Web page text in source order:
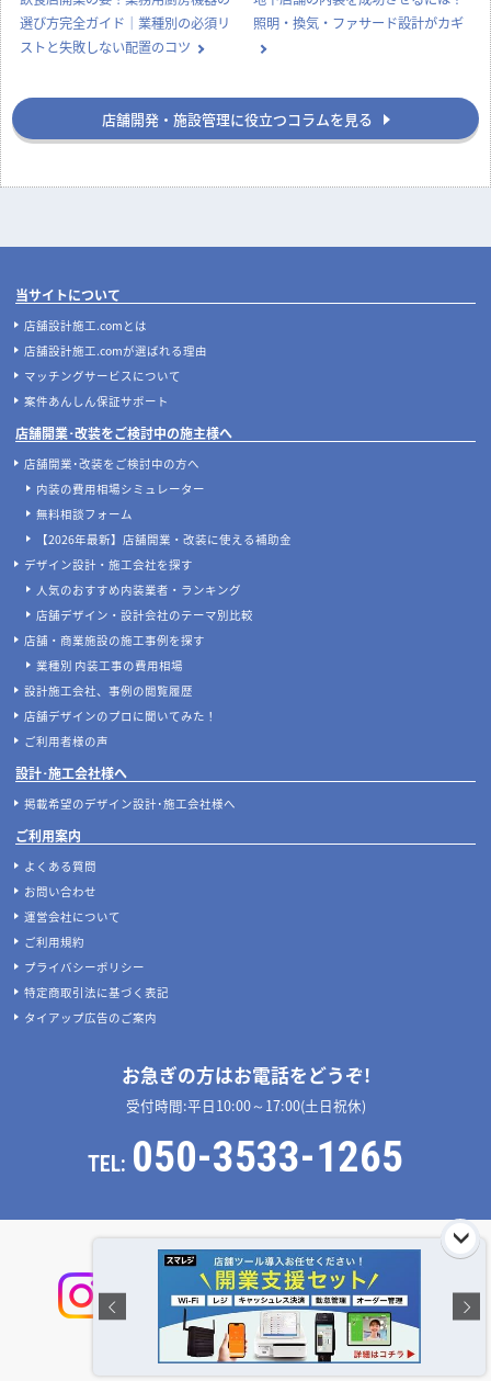
選び方完全ガイド｜業種別の必須リ
ストと失敗しない配置のコツ
照明・換気・ファサード設計がカギ
店舗開発・施設管理に役立つコラムを見る
当サイトについて
店舗設計施工.comとは
店舗設計施工.comが選ばれる理由
マッチングサービスについて
案件あんしん保証サポート
店舗開業･改装をご検討中の施主様へ
店舗開業･改装をご検討中の方へ
内装の費用相場シミュレーター
無料相談フォーム
【2026年最新】店舗開業・改装に使える補助金
デザイン設計・施工会社を探す
人気のおすすめ内装業者・ランキング
店舗デザイン・設計会社のテーマ別比較
店舗・商業施設の施工事例を探す
業種別 内装工事の費用相場
設計施工会社、事例の閲覧履歴
店舗デザインのプロに聞いてみた！
ご利用者様の声
設計･施工会社様へ
掲載希望のデザイン設計･施工会社様へ
ご利用案内
よくある質問
お問い合わせ
運営会社について
ご利用規約
プライバシーポリシー
特定商取引法に基づく表記
タイアップ広告のご案内
お急ぎの方はお電話をどうぞ!
受付時間:平日10:00～17:00(土日祝休)
TEL: 050-3533-1265
店舗設計施工.com 公式SNS